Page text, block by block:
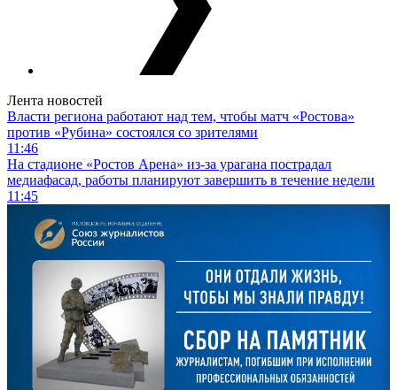
Лента новостей
Власти региона работают над тем, чтобы матч «Ростова»
против «Рубина» состоялся со зрителями
11:46
На стадионе «Ростов Арена» из-за урагана пострадал
медиафасад, работы планируют завершить в течение недели
11:45